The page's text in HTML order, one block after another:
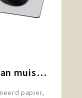
Brite-Mat® combiset 3 van muismat en onderzetter
papier,